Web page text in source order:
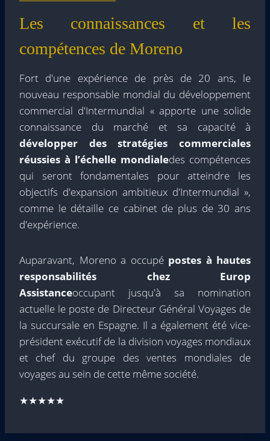
Les connaissances et les
compétences de Moreno
Fort d'une expérience de près de 20 ans, le
nouveau responsable mondial du développement
commercial d'Intermundial « apporte une solide
connaissance du marché et sa capacité à
développer des stratégies commerciales
réussies à l’échelle mondialedes compétences
qui seront fondamentales pour atteindre les
objectifs d'expansion ambitieux d'Intermundial »,
comme le détaille ce cabinet de plus de 30 ans
d'expérience.
Auparavant, Moreno a occupé postes à hautes
responsabilités chez Europ
Assistanceoccupant jusqu'à sa nomination
actuelle le poste de Directeur Général Voyages de
la succursale en Espagne. Il a également été vice-
président exécutif de la division voyages mondiaux
et chef du groupe des ventes mondiales de
voyages au sein de cette même société.
★★★★★